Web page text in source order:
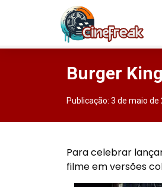
Burger
Publicação: 3 de maio de
Para celebrar
filme em versões